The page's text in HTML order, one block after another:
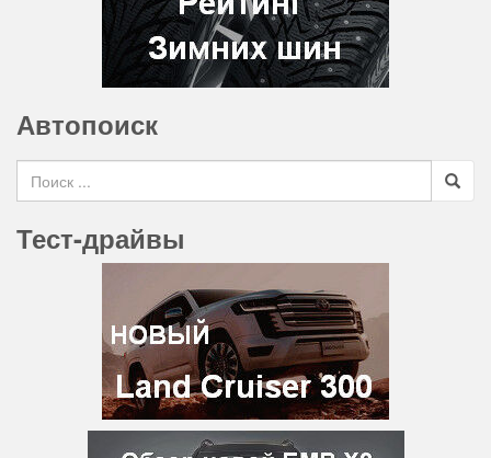
Автопоиск
Search for
Тест-драйвы